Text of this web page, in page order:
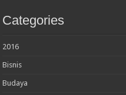
Categories
2016
Bisnis
Budaya